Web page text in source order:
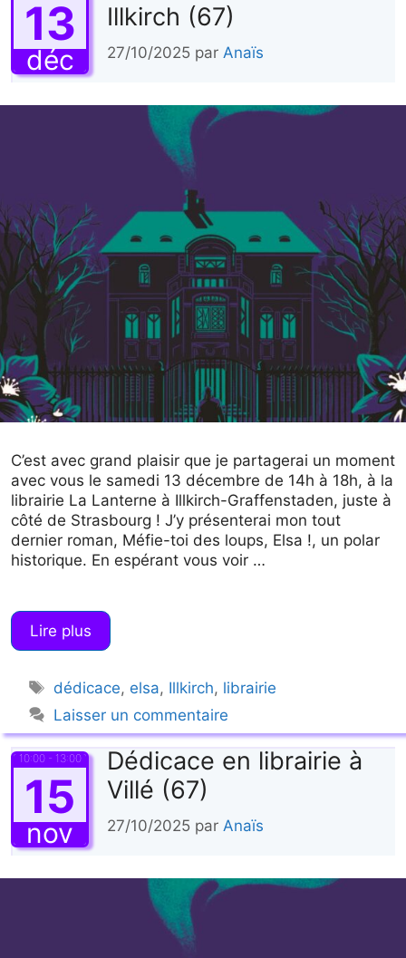
13
déc
Illkirch (67)
27/10/2025 par Anaïs
C’est avec grand plaisir que je partagerai un moment
avec vous le samedi 13 décembre de 14h à 18h, à la
librairie La Lanterne à Illkirch-Graffenstaden, juste à
côté de Strasbourg ! J’y présenterai mon tout
dernier roman, Méfie-toi des loups, Elsa !, un polar
historique. En espérant vous voir …
Lire plus
Étiquettes
dédicace, elsa, Illkirch, librairie
Laisser un commentaire
10:00 - 13:00
15
nov
Dédicace en librairie à
Villé (67)
27/10/2025 par Anaïs